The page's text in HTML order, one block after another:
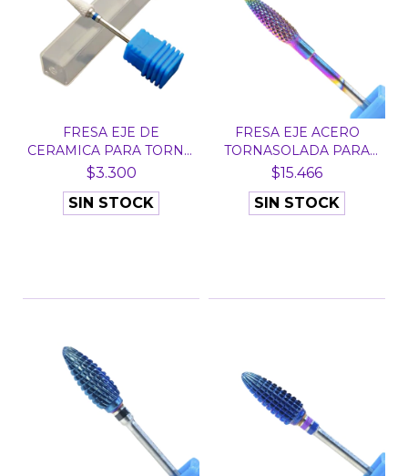
FRESA EJE DE
CERAMICA PARA TORNO
N° 4 -...
$3.300
SIN STOCK
FRESA EJE ACERO
TORNASOLADA PARA
TORNO M...
$15.466
SIN STOCK